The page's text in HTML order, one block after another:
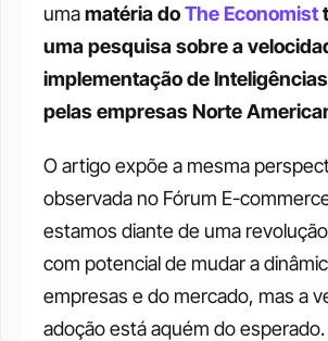
uma matéria do The Economist
uma pesquisa sobre a
implementação de
pelas empresas Norte
O artigo expõe a mesma
observada no Fórum E-
estamos diante de uma
com potencial de mudar a
empresas e do mercado, mas a
adoção está aquém do esperado.